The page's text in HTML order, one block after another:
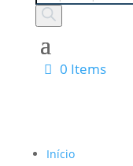
search
0 Items
Início